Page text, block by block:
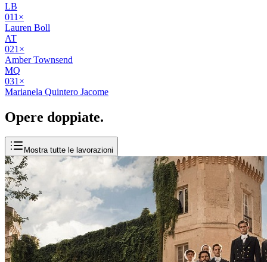
LB
011 ×
Lauren Boll
AT
021 ×
Amber Townsend
MQ
031 ×
Marianela Quintero Jacome
Opere doppiate.
Mostra tutte le lavorazioni